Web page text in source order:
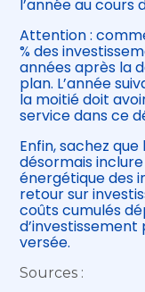
l’année au cours
Attention :
% des
années après la
plan. L’année
la moitié doit
service dans ce
Enfin, sachez
désormais
énergétique des
retour sur
coûts cumulés
versée.
Sources :